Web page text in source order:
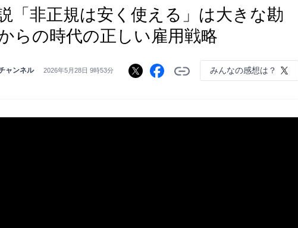
「非正規は安く使える」は大きな勘
らの時代の正しい雇用戦略
ャンネル 2026年5月28日 9時53分 みんなの感想は？